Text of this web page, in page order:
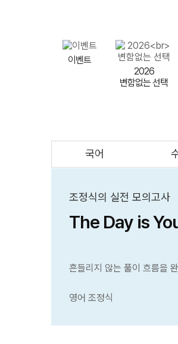
이벤트
2026
변함없는 선택
국어
조정식의 실전 모의고사
The Day is
흔들리지 않는 풀이 흐름을
영어 조정식